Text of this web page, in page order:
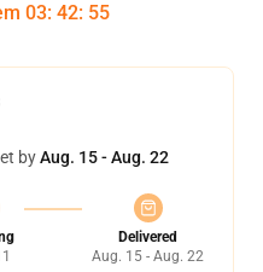
03: 42: 54
byAug. 15 - Aug. 22
Delivered
Aug. 15 - Aug. 22